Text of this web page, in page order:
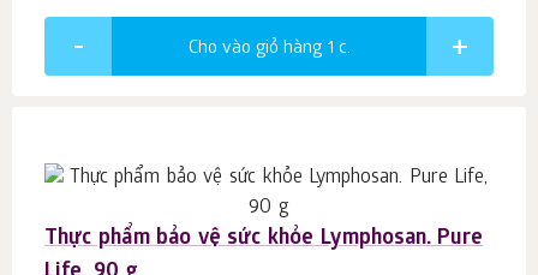
Cho vào giỏ hàng 1 c.
Thực phẩm bảo vệ sức khỏe Lymphosan. Pure